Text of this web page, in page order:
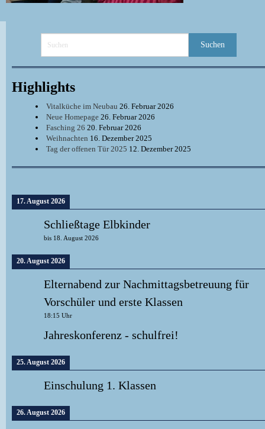
Highlights
Vitalküche im Neubau 26. Februar 2026
Neue Homepage 26. Februar 2026
Fasching 26 20. Februar 2026
Weihnachten 16. Dezember 2025
Tag der offenen Tür 2025 12. Dezember 2025
17. August 2026
Schließtage Elbkinder
bis 18. August 2026
20. August 2026
Elternabend zur Nachmittagsbetreuung für
Vorschüler und erste Klassen
18:15 Uhr
Jahreskonferenz - schulfrei!
25. August 2026
Einschulung 1. Klassen
26. August 2026